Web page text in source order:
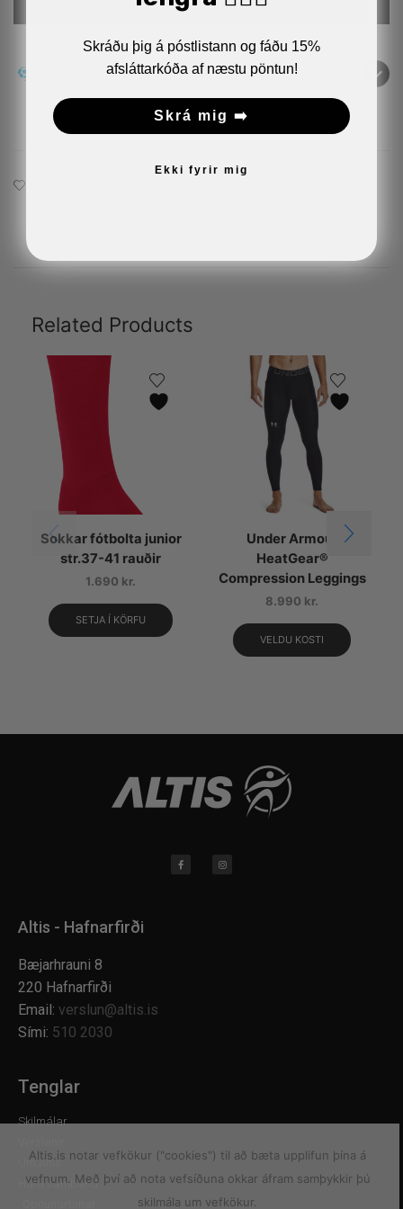
Related Products
Sokkar fótbolta junior
str.37-41 rauðir
1.690 kr.
SETJA Í KÖRFU
Under Armour
HeatGear®
Compression Leggings
8.990 kr.
VELDU KOSTI
Altis - Hafnarfirði
Bæjarhrauni 8
220 Hafnarfirði
Email: verslun@altis.is
Sími: 510 2030
Tenglar
Skilmálar
Um Altis
Hafa samband
Altis.is notar vefkökur ("cookies") til að bæta upplifun þína á
vefnum. Með því að nota vefsíðuna okkar áfram samþykkir þú
skilmála um vefkökur.
Skráðu þig á póstlistann og fáðu 15%
afsláttarkóða af næstu pöntun!
Skrá mig ➡️
Ekki fyrir mig